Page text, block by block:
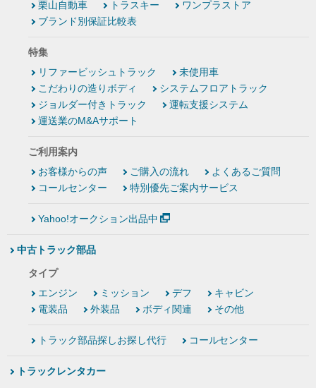
栗山自動車
トラスキー
ワンプラストア
ブランド別保証比較表
特集
リファービッシュトラック
未使用車
こだわりの造りボディ
システムフロアトラック
ジョルダー付きトラック
運転支援システム
運送業のM&Aサポート
ご利用案内
お客様からの声
ご購入の流れ
よくあるご質問
コールセンター
特別優先ご案内サービス
Yahoo!オークション出品中
中古トラック部品
タイプ
エンジン
ミッション デフ
キャビン
電装品
外装品 ボディ関連 その他
トラック部品探しお探し代行 コールセンター
トラックレンタカー